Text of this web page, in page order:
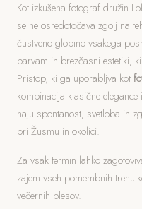
Kot izkušena fotograf družin
se ne osredotočava zgolj na
čustveno globino vsakega
barvam in brezčasni estetiki,
Pristop, ki ga uporabljva kot
kombinacija klasične
naju spontanost, svetloba in
pri Žusmu in okolici.
Za vsak termin lahko
zajem vseh pomembnih
večernih plesov.